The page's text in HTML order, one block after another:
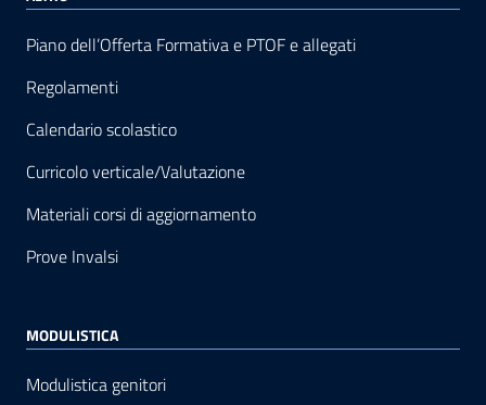
Piano dell’Offerta Formativa e PTOF e allegati
Regolamenti
Calendario scolastico
Curricolo verticale/Valutazione
Materiali corsi di aggiornamento
Prove Invalsi
MODULISTICA
Modulistica genitori